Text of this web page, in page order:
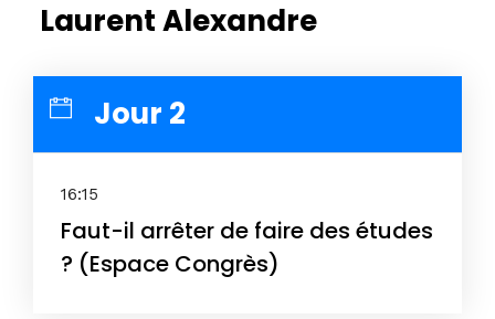
Laurent Alexandre
Jour 2
16:15
Faut-il arrêter de faire des études
? (Espace Congrès)